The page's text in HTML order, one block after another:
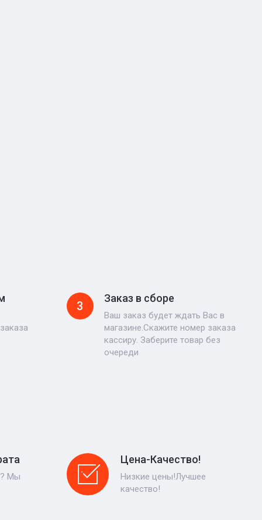
3
Заказ в сборе
Ваш заказ будет ждать Вас в
магазине.Скажите номер заказа
кассиру. Заберите товар без
очереди
Мы
Цена-Качество!
Низкие цены!Лучшее
качество!